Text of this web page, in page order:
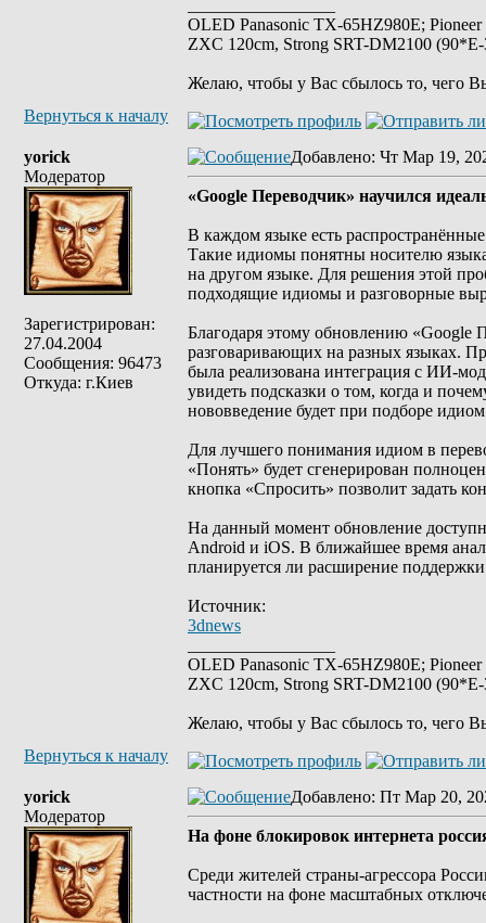
OLED Panasonic TX-65HZ980E;
ZXC 120cm, Strong SRT-DM2100
Желаю, чтобы у Вас сбылось то, чего
Вернуться к началу
yorick
Модератор
Зарегистрирован:
27.04.2004
Сообщения: 96473
Откуда: г.Киев
Добавлено: Чт Мар 19,
«Google Переводчик» научился
В каждом языке есть
Такие идиомы понятны носителю
на другом языке. Для решения этой
подходящие идиомы и разговорные
Благодаря этому обновлению «Google
разговаривающих на разных языках.
была реализована интеграция с ИИ-
увидеть подсказки о том, когда и
нововведение будет при подборе
Для лучшего понимания идиом в
«Понять» будет сгенерирован
кнопка «Спросить» позволит задать
На данный момент обновление
Android и iOS. В ближайшее время
планируется ли расширение
Источник:
3dnews
OLED Panasonic TX-65HZ980E;
ZXC 120cm, Strong SRT-DM2100
Желаю, чтобы у Вас сбылось то, чего
Вернуться к началу
yorick
Модератор
Добавлено: Пт Мар 20,
На фоне блокировок интернета
Среди жителей страны-агрессора
частности на фоне масштабных